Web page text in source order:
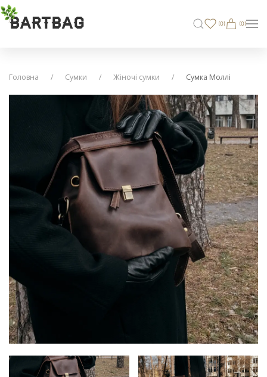
BARTBAG (0) (0)
Головна Сумки Жіночі сумки Сумка Моллі